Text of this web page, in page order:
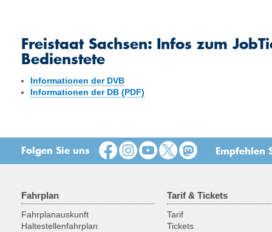
Freistaat Sachsen: Infos zum
Bedienstete
Informationen der DVB
Informationen der DB (PDF)
Folgen Sie uns Empfehlen
Fahrplan
Fahrplanauskunft
Haltestellenfahrplan
Tarif & Tickets
Tarif
Tickets